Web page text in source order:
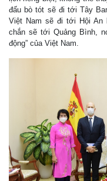
đấu bò tót sẽ đi tới Tây
Việt Nam sẽ đi tới Hội An
chắn sẽ tới Quảng Bình,
động” của Việt Nam.